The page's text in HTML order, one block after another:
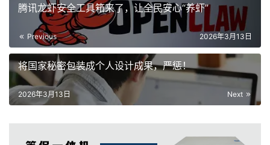
腾讯龙虾安全工具箱来了，让全民安心“养虾”
Previous 2026年3月13日
将国家秘密包装成个人设计成果，严惩！
Next
2026年3月13日